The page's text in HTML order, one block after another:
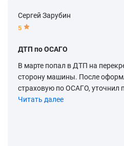
Сергей Зарубин
5
ДТП по ОСАГО
В марте попал в ДТП на
сторону машины. После
страховую по ОСАГО, уточнил
Читать далее